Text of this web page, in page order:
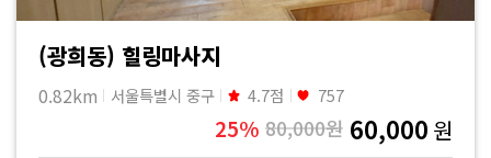
약(광희동) 힐링마사지
0.82km 서울특별시 중구 4.7점 757
25% 80,000원 60,000 원